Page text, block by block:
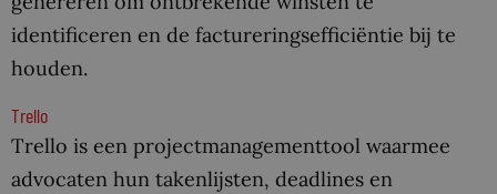
identificeren en de factureringsefficiëntie bij te
houden.
Trello
Trello is een projectmanagementtool waarmee
advocaten hun takenlijsten, deadlines en